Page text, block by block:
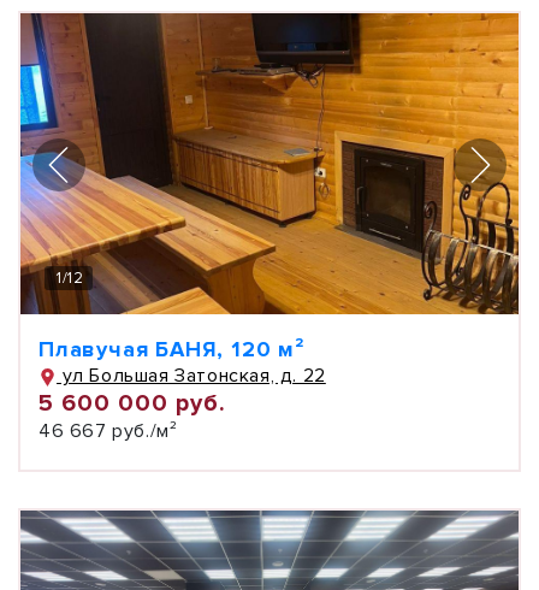
1/12
Плавучая БАНЯ, 120 м²
ул Большая Затонская, д. 22
5 600 000 руб.
46 667 руб./м²